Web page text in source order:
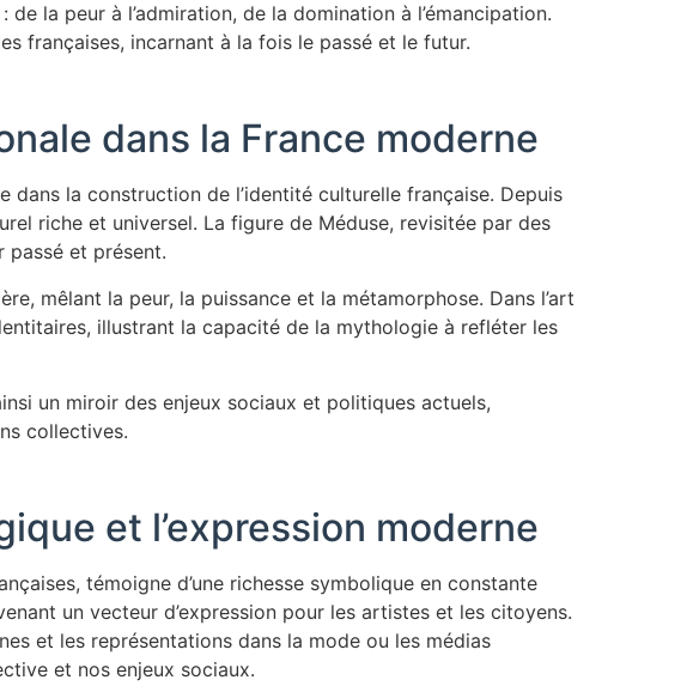
la peur à l’admiration, de la domination à l’émancipation.
françaises, incarnant à la fois le passé et le futur.
dans la France moderne
la construction de l’identité culturelle française. Depuis
riche et universel. La figure de Méduse, revisitée par des
et présent.
mêlant la peur, la puissance et la métamorphose. Dans l’art
illustrant la capacité de la mythologie à refléter les
un miroir des enjeux sociaux et politiques actuels,
collectives.
et l’expression moderne
témoigne d’une richesse symbolique en constante
un vecteur d’expression pour les artistes et les citoyens.
et les représentations dans la mode ou les médias
et nos enjeux sociaux.